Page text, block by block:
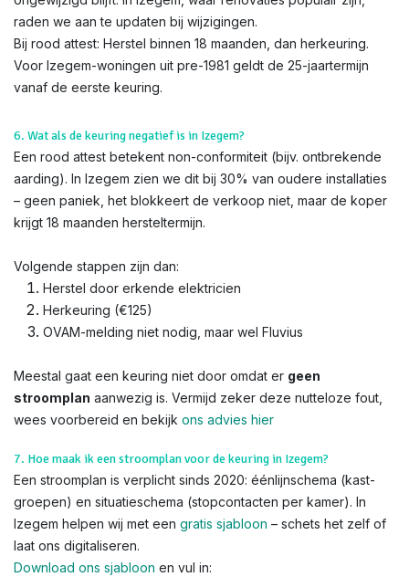
raden we aan te updaten bij wijzigingen.
Bij rood attest: Herstel binnen 18 maanden, dan herkeuring.
Voor Izegem-woningen uit pre-1981 geldt de 25-jaartermijn
vanaf de eerste keuring.
6. Wat als de keuring negatief is in Izegem?
Een rood attest betekent non-conformiteit (bijv. ontbrekende
aarding). In Izegem zien we dit bij 30% van oudere installaties
– geen paniek, het blokkeert de verkoop niet, maar de koper
krijgt 18 maanden hersteltermijn.
Volgende stappen zijn dan:
Herstel door erkende elektricien
Herkeuring (€125)
OVAM-melding niet nodig, maar wel Fluvius
Meestal gaat een keuring niet door omdat er geen
stroomplan aanwezig is. Vermijd zeker deze nutteloze fout,
wees voorbereid en bekijk ons advies hier
7. Hoe maak ik een stroomplan voor de keuring in Izegem?
Een stroomplan is verplicht sinds 2020: éénlijnschema (kast-
groepen) en situatieschema (stopcontacten per kamer). In
Izegem helpen wij met een gratis sjabloon – schets het zelf of
laat ons digitaliseren.
Download ons sjabloon en vul in: